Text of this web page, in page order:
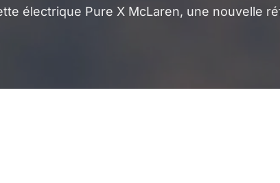
électrique Pure X McLaren, une nouvelle